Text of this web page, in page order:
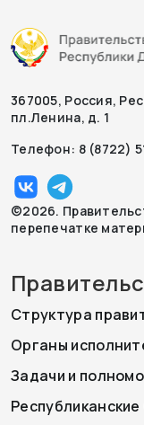
367005, Россия,
пл.Ленина, д. 1
Телефон: 8 (8722)
©2026.
перепечатке
Структура
Органы
Задачи и